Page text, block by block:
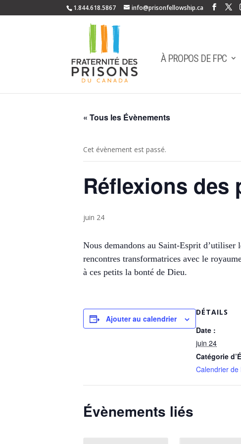
1.844.618.5867 info@prisonfellowship.ca
À PROPOS DE FPC
« Tous les Évènements
Cet évènement est passé.
Réflexions des
juin 24
Nous demandons au Saint-Esprit d’utiliser
rencontres transformatrices avec le
à ces petits la bonté de Dieu.
Ajouter au calendrier
DÉTAILS
Date :
juin 24
Catégorie
Calendrier de
Évènements liés